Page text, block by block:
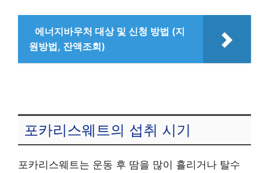
에너지바우처 대상 및 신청 방법 (지
원방법, 잔액조회)
포카리스웨트의 섭취 시기
포카리스웨트는 운동 후 땀을 많이 흘리거나 탈수